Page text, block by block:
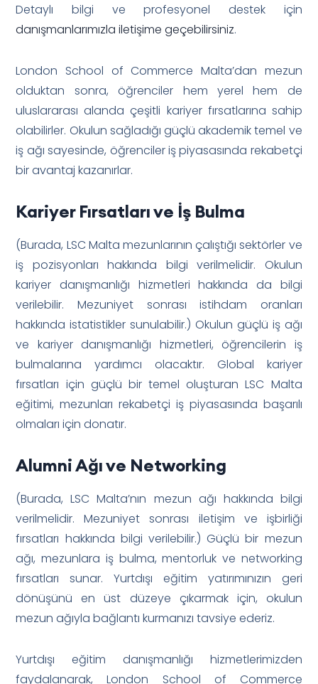
Detaylı bilgi ve profesyonel destek için
danışmanlarımızla iletişime geçebilirsiniz.
London School of Commerce Malta’dan mezun
olduktan sonra, öğrenciler hem yerel hem de
uluslararası alanda çeşitli kariyer fırsatlarına sahip
olabilirler. Okulun sağladığı güçlü akademik temel ve
iş ağı sayesinde, öğrenciler iş piyasasında rekabetçi
bir avantaj kazanırlar.
Kariyer Fırsatları ve İş Bulma
(Burada, LSC Malta mezunlarının çalıştığı sektörler ve
iş pozisyonları hakkında bilgi verilmelidir. Okulun
kariyer danışmanlığı hizmetleri hakkında da bilgi
verilebilir. Mezuniyet sonrası istihdam oranları
hakkında istatistikler sunulabilir.) Okulun güçlü iş ağı
ve kariyer danışmanlığı hizmetleri, öğrencilerin iş
bulmalarına yardımcı olacaktır. Global kariyer
fırsatları için güçlü bir temel oluşturan LSC Malta
eğitimi, mezunları rekabetçi iş piyasasında başarılı
olmaları için donatır.
Alumni Ağı ve Networking
(Burada, LSC Malta’nın mezun ağı hakkında bilgi
verilmelidir. Mezuniyet sonrası iletişim ve işbirliği
fırsatları hakkında bilgi verilebilir.) Güçlü bir mezun
ağı, mezunlara iş bulma, mentorluk ve networking
fırsatları sunar. Yurtdışı eğitim yatırımınızın geri
dönüşünü en üst düzeye çıkarmak için, okulun
mezun ağıyla bağlantı kurmanızı tavsiye ederiz.
Yurtdışı eğitim danışmanlığı hizmetlerimizden
faydalanarak, London School of Commerce